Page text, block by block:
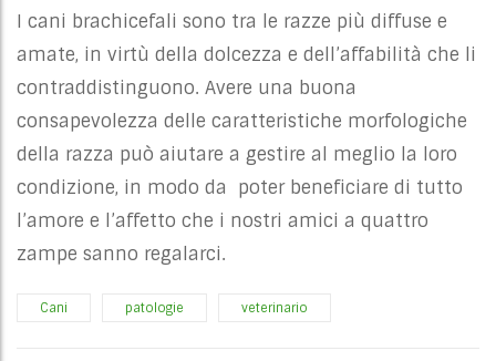
I cani brachicefali sono tra le razze più diffuse e
amate, in virtù della dolcezza e dell’affabilità che li
contraddistinguono. Avere una buona
consapevolezza delle caratteristiche morfologiche
della razza può aiutare a gestire al meglio la loro
condizione, in modo da poter beneficiare di tutto
l’amore e l’affetto che i nostri amici a quattro
zampe sanno regalarci.
Cani patologie veterinario